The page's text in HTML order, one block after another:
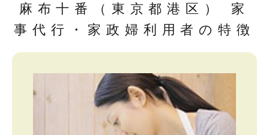
麻布十番（東京都港区） 家
事代行・家政婦利用者の特徴